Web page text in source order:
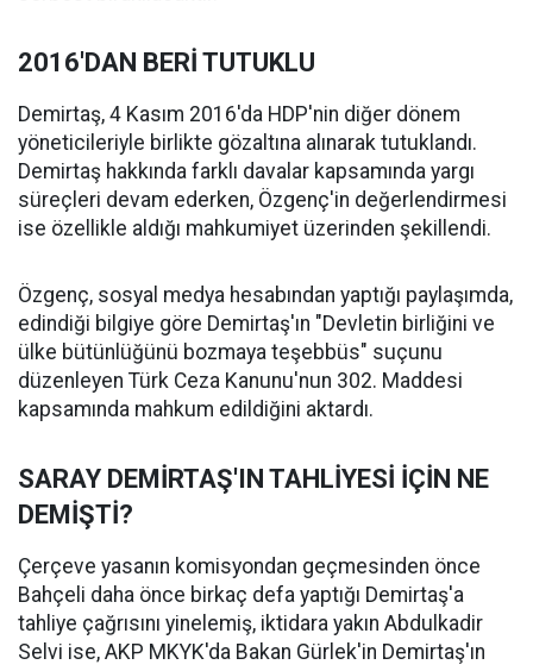
2016'DAN BERİ TUTUKLU
Demirtaş, 4 Kasım 2016'da HDP'nin diğer dönem
yöneticileriyle birlikte gözaltına alınarak tutuklandı.
Demirtaş hakkında farklı davalar kapsamında yargı
süreçleri devam ederken, Özgenç'in değerlendirmesi
ise özellikle aldığı mahkumiyet üzerinden şekillendi.
Özgenç, sosyal medya hesabından yaptığı paylaşımda,
edindiği bilgiye göre Demirtaş'ın "Devletin birliğini ve
ülke bütünlüğünü bozmaya teşebbüs" suçunu
düzenleyen Türk Ceza Kanunu'nun 302. Maddesi
kapsamında mahkum edildiğini aktardı.
SARAY DEMİRTAŞ'IN TAHLİYESİ İÇİN NE
DEMİŞTİ?
Çerçeve yasanın komisyondan geçmesinden önce
Bahçeli daha önce birkaç defa yaptığı Demirtaş'a
tahliye çağrısını yinelemiş, iktidara yakın Abdulkadir
Selvi ise, AKP MKYK'da Bakan Gürlek'in Demirtaş'ın